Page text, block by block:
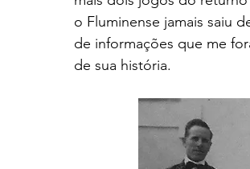
o Fluminense jamais saiu
de informações que me
de sua história.